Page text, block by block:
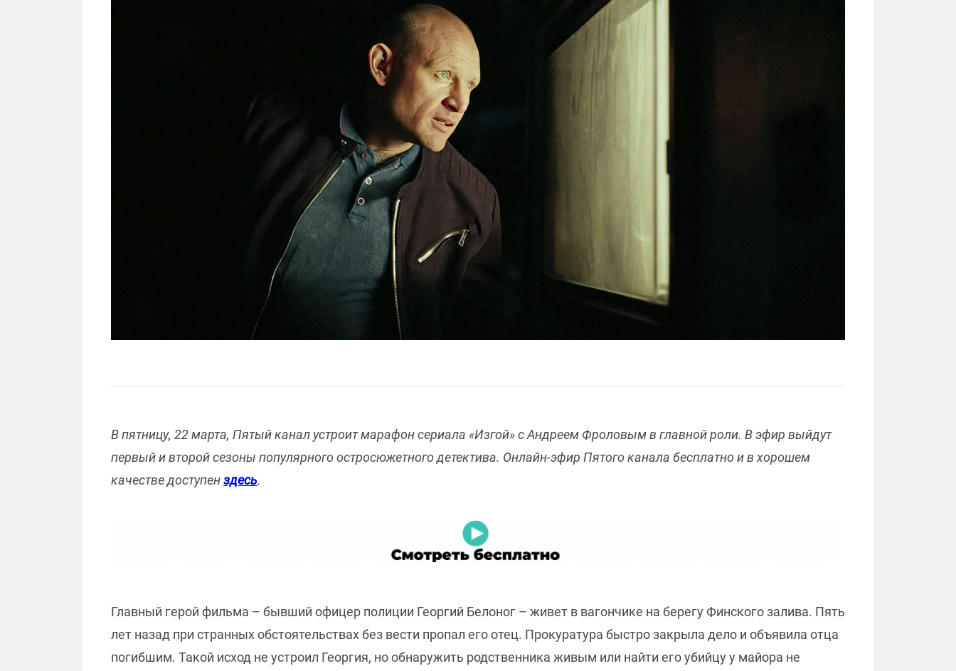
В пятницу, 22 марта, Пятый канал устроит марафон сериала «Изгой» с Андреем Фроловым в главной роли. В эфир выйдут
первый и второй сезоны популярного остросюжетного детектива. Онлайн-эфир Пятого канала бесплатно и в хорошем
качестве доступенздесь.
Главный герой фильма – бывший офицер полиции Георгий Белоног – живет в вагончике на берегу Финского залива. Пять
лет назад при странных обстоятельствах без вести пропал его отец. Прокуратура быстро закрыла дело и объявила отца
погибшим. Такой исход не устроил Георгия, но обнаружить родственника живым или найти его убийцу у майора не